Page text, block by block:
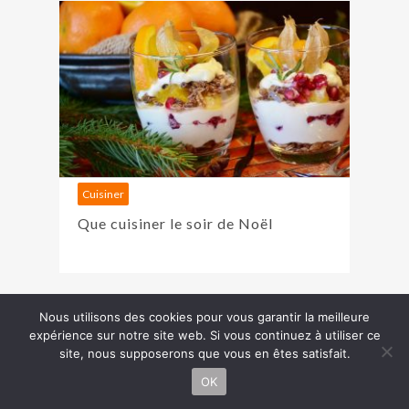
Cuisiner
Que cuisiner le soir de Noël
Copyright J'aime Faire © 2026 | Pour tout renseignement,
veuilleznous contacter ...
Powered byPéché original
Besoin
d'aide ?
Nous utilisons des cookies pour vous garantir la meilleure
expérience sur notre site web. Si vous continuez à utiliser ce
site, nous supposerons que vous en êtes satisfait.
OK